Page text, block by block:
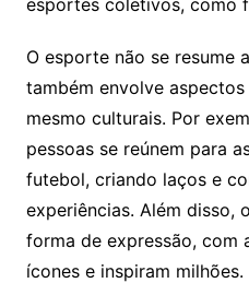
O esporte não se resume
também envolve
mesmo culturais. Por
pessoas se reúnem para
futebol, criando laços e
experiências. Além disso,
forma de expressão, com
ícones e inspiram milhões.